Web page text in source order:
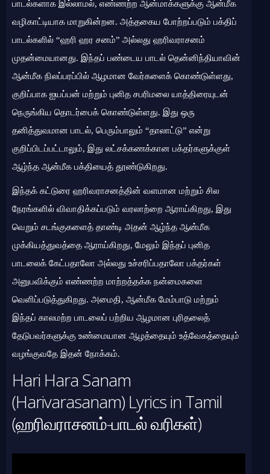
பாடல்களாக இல்லாமல், எண்ணற்ற ஆன்மாக்களுக்கு ஆன்மீக
வழிகாட்டியாக மாறுகின்றன. அத்தகைய போற்றப்படும் பக்திப்
பாடல்களில் “ஹரி ஹர சனம்” அல்லது ஹரிவராசனம்
முதன்மையானது. இந்தப் பண்டைய பாடல் தென்னிந்தியாவின்
ஆன்மீக நிலப்பரப்பில் ஆழமான வேர்களைக் கொண்டுள்ளது,
குறிப்பாக ஐயப்பன் மற்றும் புனித சபரிமலை யாத்திரையுடன்
நெருங்கிய தொடர்பைக் கொண்டுள்ளது. இது ஒரு
தனித்துவமான பாடல், பெரும்பாலும் “தாலாட்டு” என்று
குறிப்பிடப்பட்டாலும், இது லட்சக்கணக்கான பக்தர்களுக்குள்
ஆழ்ந்த ஆன்மீக பக்தியைத் தூண்டுகிறது.
இந்தக் கட்டுரை ஹரிவராசனத்தின் வளமான மற்றும் சில
நேரங்களில் விவாதிக்கப்படும் வரலாற்றை ஆராய்கிறது, இது
வெறும் சடங்குகளைத் தாண்டி அதன் ஆழ்ந்த ஆன்மீக
முக்கியத்துவத்தை ஆராய்கிறது, மேலும் இந்தப் புனித
பாடலைக் கேட்பதாலோ அல்லது உச்சரிப்பதாலோ பக்தர்கள்
அனுபவிக்கும் எண்ணற்ற மாற்றத்தக்க நன்மைகளை
வெளிப்படுத்துகிறது. அமைதி, ஆன்மீக மேம்பாடு மற்றும்
இந்தப் காலமற்ற பாடலைப் பற்றிய ஆழமான புரிதலைத்
தேடுபவர்களுக்கு உண்மையான ஆழத்தையும் உத்வேகத்தையும்
வழங்குவதே இதன் நோக்கம்.
Hari Hara Sanam
(Harivarasanam) Lyrics in Tamil
(ஹரிவராசனம்-பாடல் வரிகள்)